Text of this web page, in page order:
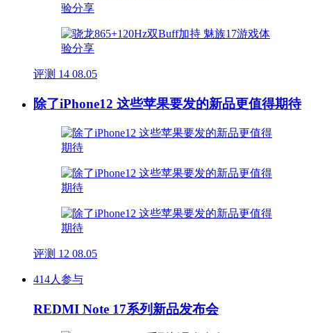
评测 14 08.05
除了iPhone12 这些苹果要发的新品更值得期待
评测 12 08.05
414人参与
REDMI Note 17系列新品发布会